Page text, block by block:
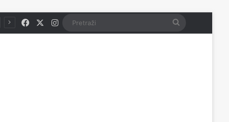
FacebookInstagram Pretraži